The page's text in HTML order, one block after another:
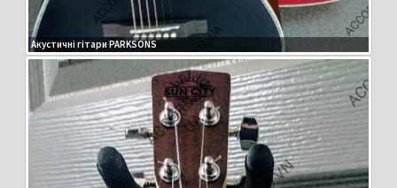
Акустичні гітари PARKSONS